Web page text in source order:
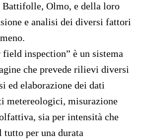
Battifolle, Olmo, e della loro
e analisi dei diversi fattori
inspection” è un sistema
che prevede rilievi diversi
ed elaborazione dei dati
metereologici, misurazione
sia per intensità che
tutto per una durata